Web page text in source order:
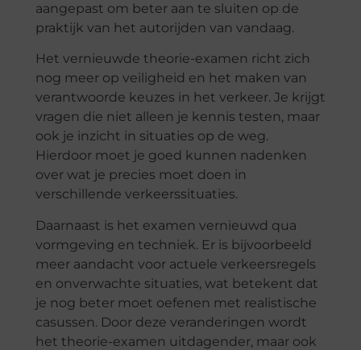
aangepast om beter aan te sluiten op de
praktijk van het autorijden van vandaag.
Het vernieuwde theorie-examen richt zich
nog meer op veiligheid en het maken van
verantwoorde keuzes in het verkeer. Je krijgt
vragen die niet alleen je kennis testen, maar
ook je inzicht in situaties op de weg.
Hierdoor moet je goed kunnen nadenken
over wat je precies moet doen in
verschillende verkeerssituaties.
Daarnaast is het examen vernieuwd qua
vormgeving en techniek. Er is bijvoorbeeld
meer aandacht voor actuele verkeersregels
en onverwachte situaties, wat betekent dat
je nog beter moet oefenen met realistische
casussen. Door deze veranderingen wordt
het theorie-examen uitdagender, maar ook